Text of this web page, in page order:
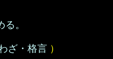
。
ざ・格言 ）